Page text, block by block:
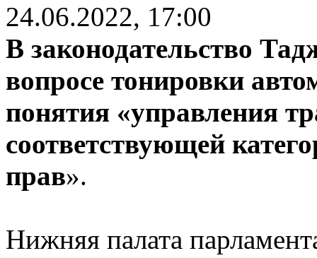
24.06.2022, 17:00
В законодательство
вопросе тонировки
понятия «управления
соответствующей
прав».
Нижняя палата